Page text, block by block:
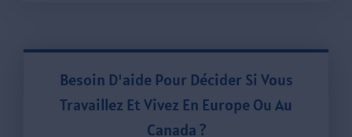
Besoin D'aide Pour Décider Si Vous
Travaillez Et Vivez En Europe Ou Au
Canada ?